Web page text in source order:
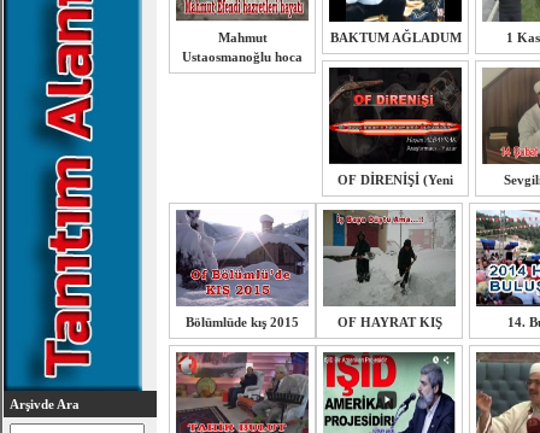
Arşivde Ara
Mahmut
Ustaosmanoğlu hoca
BAKTUM AĞLADUM 1
OF DİRENİŞİ (Yeni
Bölümlüde kış 2015 OF HAYRAT KIŞ 14.